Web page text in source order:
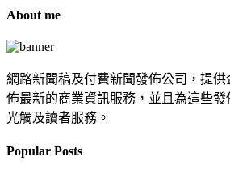
About me
網路新聞稿及付費新聞發佈公司，提
佈最新的商業資訊服務，並且為這些
光觸及讀者服務。
Popular Posts